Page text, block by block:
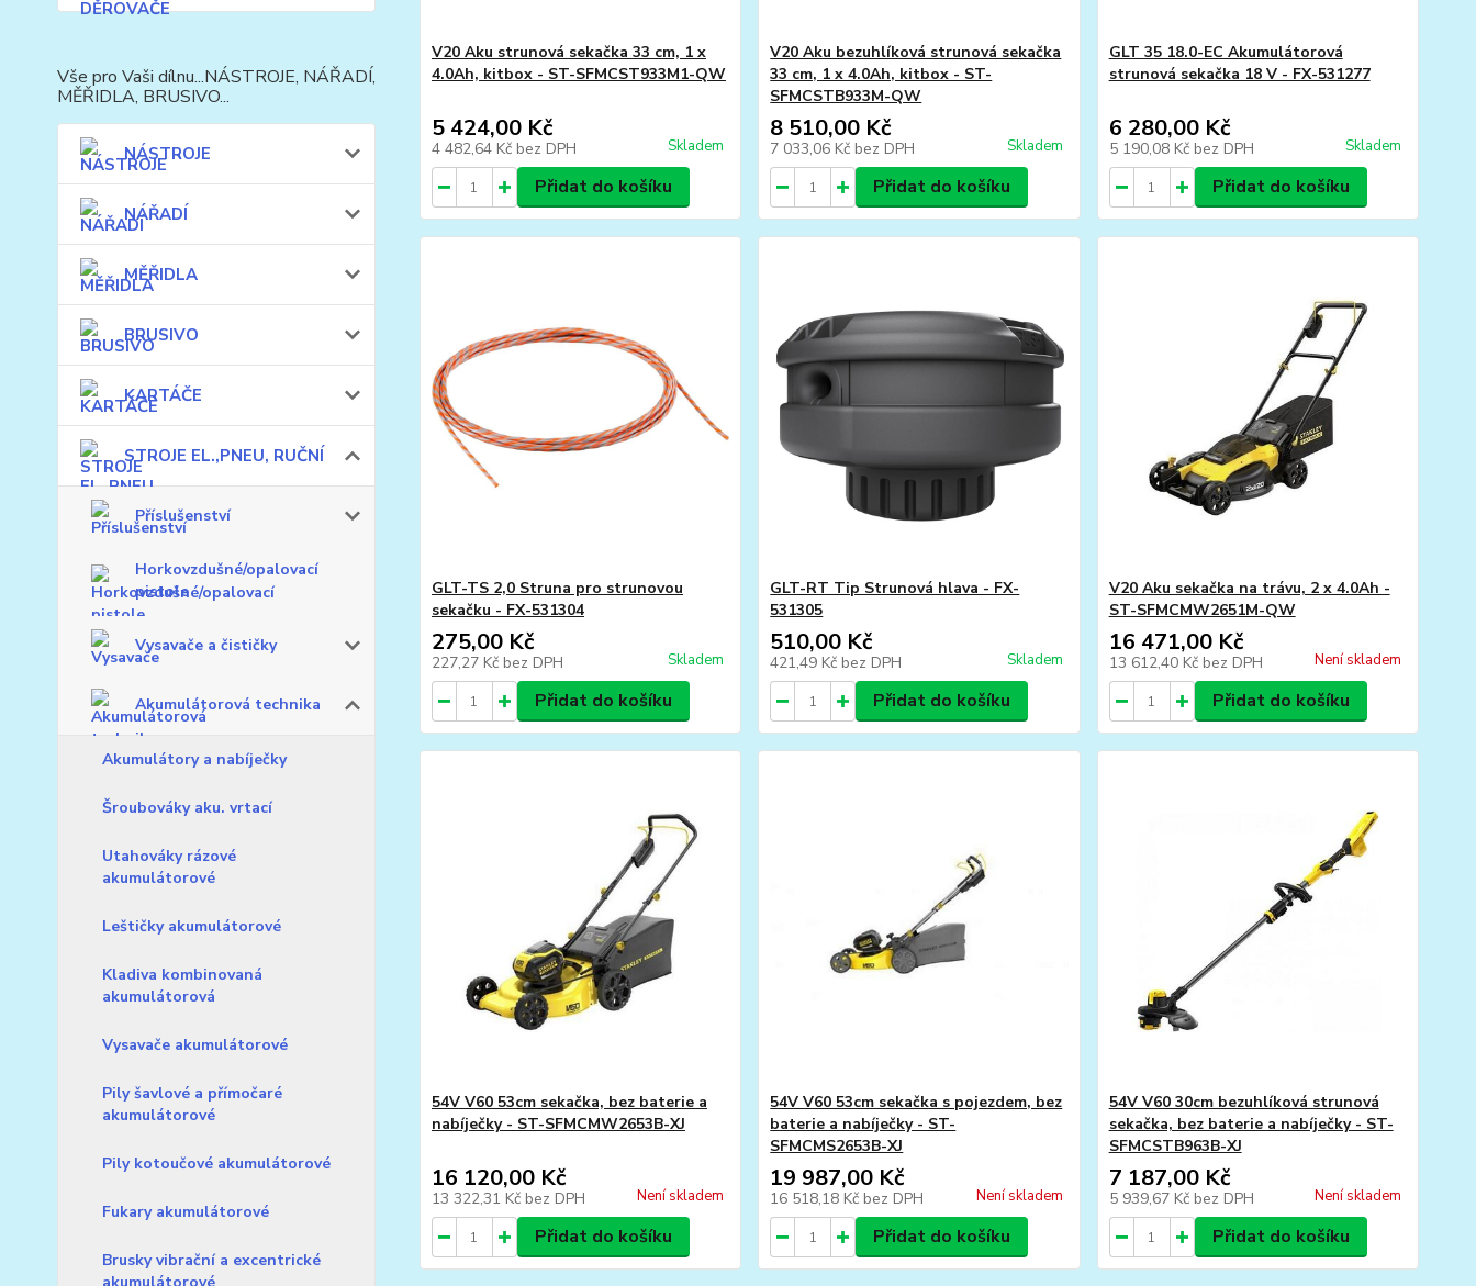
Vše pro Vaši dílnu...NÁSTROJE, NÁŘADÍ,
MĚŘIDLA, BRUSIVO...
NÁSTROJE
NÁŘADÍ
MĚŘIDLA
BRUSIVO
KARTÁČE
STROJE EL.,PNEU, RUČNÍ
Příslušenství
Horkovzdušné/opalovací
pistole
Vysavače a čističky
Akumulátorová technika
Akumulátory a nabíječky
Šroubováky aku. vrtací
Utahováky rázové
akumulátorové
Leštičky akumulátorové
Kladiva kombinovaná
akumulátorová
Vysavače akumulátorové
Pily šavlové a přímočaré
akumulátorové
Pily kotoučové akumulátorové
Fukary akumulátorové
Brusky vibrační a excentrické
V20 Aku strunová sekačka 33 cm, 1 x
4.0Ah, kitbox - ST-SFMCST933M1-QW
5 424,00 Kč
4 482,64 Kč bez DPH Skladem
Přidat do košíku
V20 Aku bezuhlíková strunová sekačka
33 cm, 1 x 4.0Ah, kitbox - ST-
SFMCSTB933M-QW
8 510,00 Kč
7 033,06 Kč bez DPH Skladem
Přidat do košíku
GLT 35 18.0-EC Akumulátorová
strunová sekačka 18 V - FX-531277
6 280,00 Kč
5 190,08 Kč bez DPH Skladem
Přidat do košíku
GLT-TS 2,0 Struna pro strunovou
sekačku - FX-531304
275,00 Kč
227,27 Kč bez DPH Skladem
Přidat do košíku
GLT-RT Tip Strunová hlava - FX-
531305
510,00 Kč
421,49 Kč bez DPH Skladem
Přidat do košíku
V20 Aku sekačka na trávu, 2 x 4.0Ah -
ST-SFMCMW2651M-QW
16 471,00 Kč
13 612,40 Kč bez DPH Není skladem
Přidat do košíku
54V V60 53cm sekačka, bez baterie a
nabíječky - ST-SFMCMW2653B-XJ
16 120,00 Kč
13 322,31 Kč bez DPH Není skladem
Přidat do košíku
54V V60 53cm sekačka s pojezdem, bez
baterie a nabíječky - ST-
SFMCMS2653B-XJ
19 987,00 Kč
16 518,18 Kč bez DPH Není skladem
Přidat do košíku
54V V60 30cm bezuhlíková strunová
sekačka, bez baterie a nabíječky - ST-
SFMCSTB963B-XJ
7 187,00 Kč
5 939,67 Kč bez DPH Není skladem
Přidat do košíku